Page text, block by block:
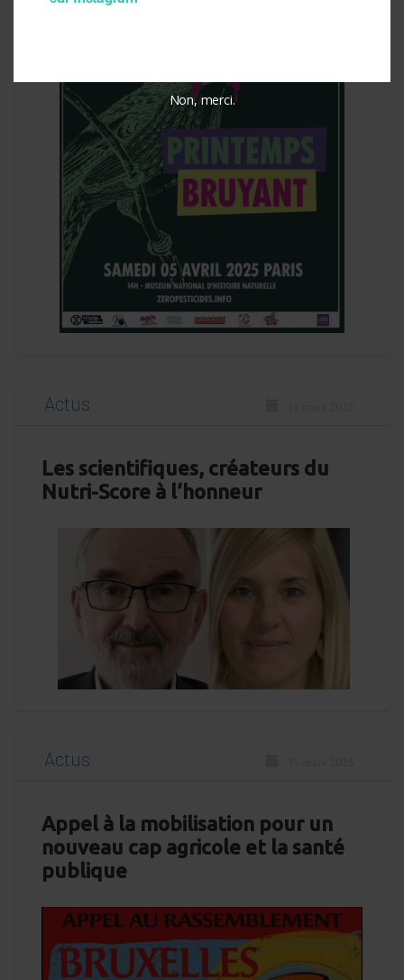
Actus
Les scientifiques, créateurs du
Nutri-Score à l’honneur
Actus
Appel à la mobilisation pour un
nouveau cap agricole et la santé
publique
Non, merci.